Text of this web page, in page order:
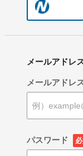
メールアドレ
メールアドレ
パスワード